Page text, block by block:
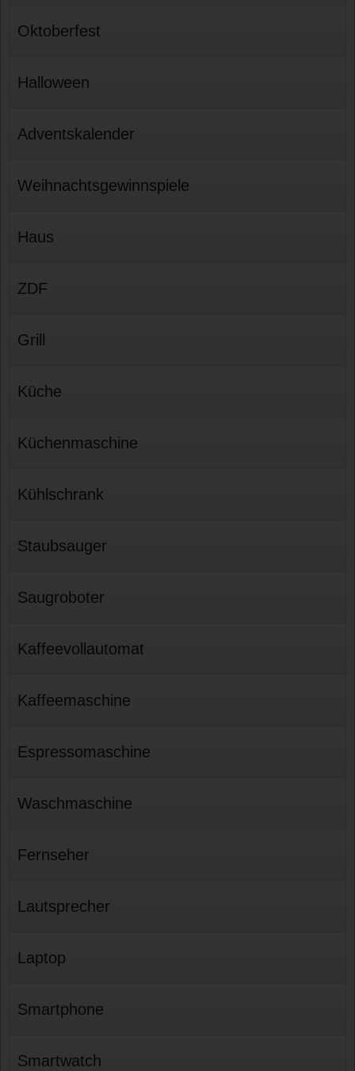
Oktoberfest
Halloween
Adventskalender
Weihnachtsgewinnspiele
Haus
ZDF
Grill
Küche
Küchenmaschine
Kühlschrank
Staubsauger
Saugroboter
Kaffeevollautomat
Kaffeemaschine
Espressomaschine
Waschmaschine
Fernseher
Lautsprecher
Laptop
Smartphone
Smartwatch